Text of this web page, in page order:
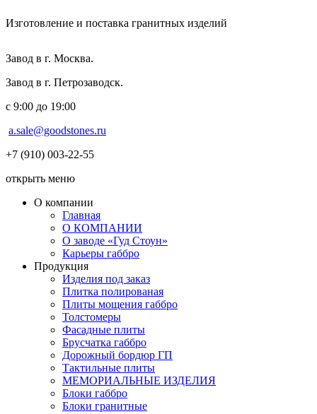
Изготовление и поставка гранитных изделий
Завод в г. Москва.
Завод в г. Петрозаводск.
с 9:00 до 19:00
a.sale@goodstones.ru
+7 (910) 003-22-55
открыть меню
О компании
Главная
О КОМПАНИИ
О заводе «Гуд Стоун»
Карьеры габбро
Продукция
Изделия под заказ
Плитка полированая
Плиты мощения габбро
Толстомеры
Фасадные плиты
Брусчатка габбро
Дорожный бордюр ГП
Тактильные плиты
МЕМОРИАЛЬНЫЕ ИЗДЕЛИЯ
Блоки габбро
Блоки гранитные